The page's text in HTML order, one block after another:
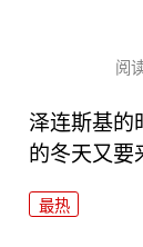
阅
泽连斯基的
的冬天又要
最热